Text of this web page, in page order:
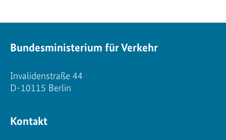
Bundesministerium für Verkehr
Invalidenstraße 44
D-10115 Berlin
Kontakt